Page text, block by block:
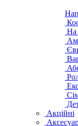
На
Акційні